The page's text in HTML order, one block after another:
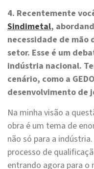
4. Recentemente
Sindimetal,
necessidade de mão
setor. Esse é um
indústria nacional.
cenário, como a
desenvolvimento de
Na minha visão a
obra é um tema de
não só para a
processo de
entrando agora para o